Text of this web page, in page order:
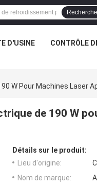
Recherche
D'USINE CONTRÔLE
W Pour Machines Laser
de 190 W
Détails sur le produit:
Lieu d'origine:
Nom de marque: